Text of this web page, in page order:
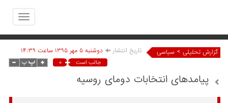
Toggle
گزارش تحلیلی > سیاسی تاریخ انتشار دوشنبه ۵ مهر ۱۳۹۵ ساعت ۱۴:۳۹
جالب است ۰
پیامدهای انتخابات دومای روسیه